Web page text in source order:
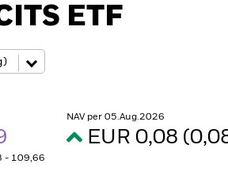
ETF
- 109,66
NAV per 05.Aug.2026
EUR 0,08